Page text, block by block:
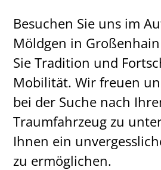
Besuchen Sie uns im
Möldgen in
Sie Tradition und
Mobilität. Wir freuen
bei der Suche nach
Traumfahrzeug zu
Ihnen ein
zu ermöglichen.